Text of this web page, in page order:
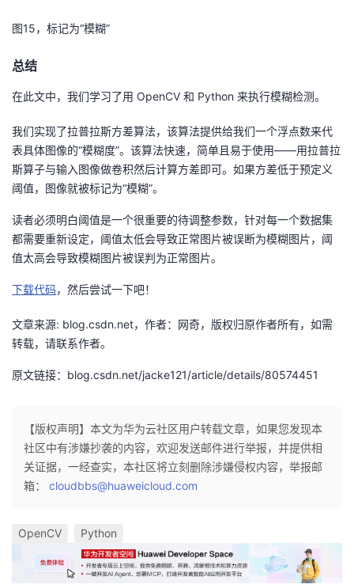
图15，标记为“模糊”
总结
在此文中，我们学习了用 OpenCV 和 Python 来执行模糊检测。
我们实现了拉普拉斯方差算法，该算法提供给我们一个浮点数来代
表具体图像的“模糊度”。该算法快速，简单且易于使用——用拉普拉
斯算子与输入图像做卷积然后计算方差即可。如果方差低于预定义
阈值，图像就被标记为“模糊”。
读者必须明白阈值是一个很重要的待调整参数，针对每一个数据集
都需要重新设定，阈值太低会导致正常图片被误断为模糊图片，阈
值太高会导致模糊图片被误判为正常图片。
下载代码，然后尝试一下吧！
文章来源: blog.csdn.net，作者：网奇，版权归原作者所有，如需
转载，请联系作者。
原文链接：blog.csdn.net/jacke121/article/details/80574451
【版权声明】本文为华为云社区用户转载文章，如果您发现本
社区中有涉嫌抄袭的内容，欢迎发送邮件进行举报，并提供相
关证据，一经查实，本社区将立刻删除涉嫌侵权内容，举报邮
箱： cloudbbs@huaweicloud.com
OpenCV Python